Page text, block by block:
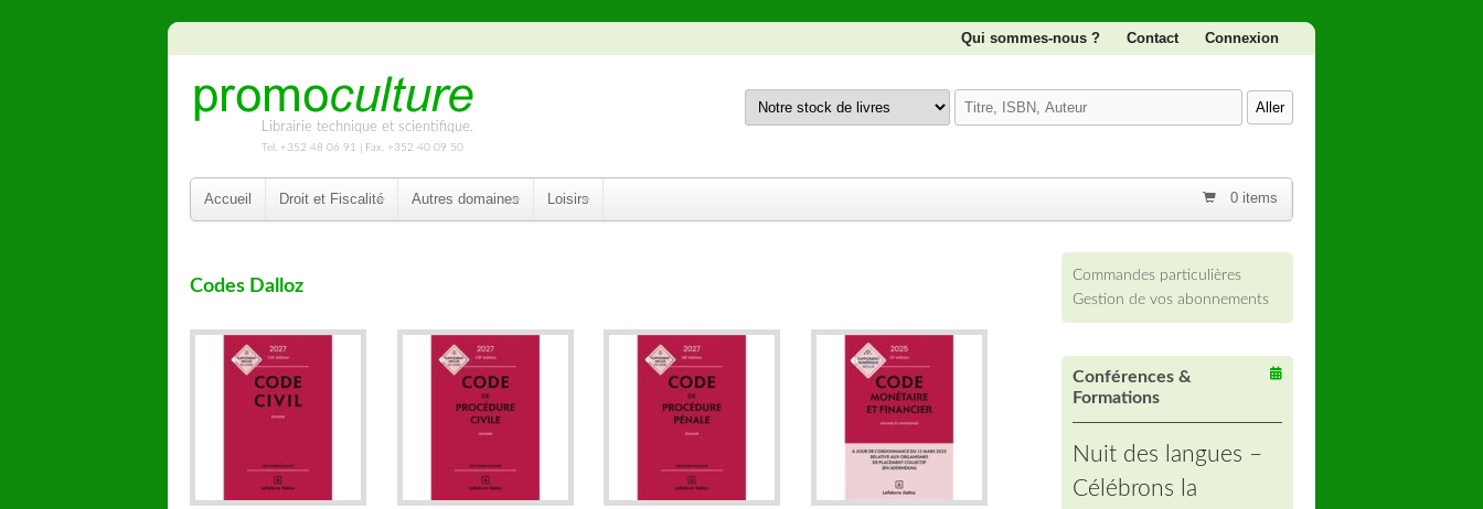
Qui sommes-nous ? Contact Connexion
Librairie technique et scientifique.
Tel. +352 48 06 91 | Fax. +352 40 09 50
0 items
Accueil Droit et Fiscalité Autres domaines Loisirs
Codes Dalloz
Commandes particulières
Gestion de vos abonnements
Conférences &
Formations
Nuit des langues –
Célébrons la